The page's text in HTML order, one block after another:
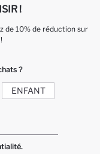
!
de 10% de réduction sur
?
ENFANT